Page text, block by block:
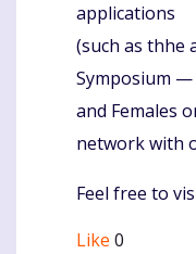
applications
(such as thhe
Symposium —
and Females
network with
Feel free to
Like 0